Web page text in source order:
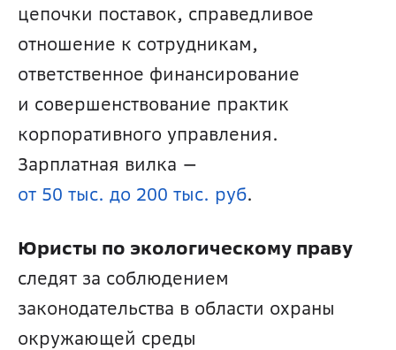
цепочки поставок, справедливое
отношение к сотрудникам,
ответственное финансирование
и совершенствование практик
корпоративного управления.
от 50 тыс. до 200 тыс. руб.
Юристы по экологическому праву
следят за соблюдением
законодательства в области охраны
окружающей среды